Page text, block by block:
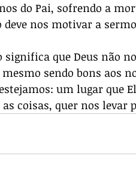
do Pai, sofrendo a
deve nos motivar a
significa que Deus não
sendo bons aos
um lugar que
coisas, quer nos levar